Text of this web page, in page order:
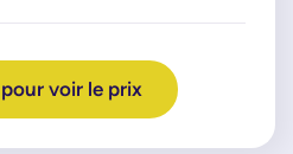
voir le prix